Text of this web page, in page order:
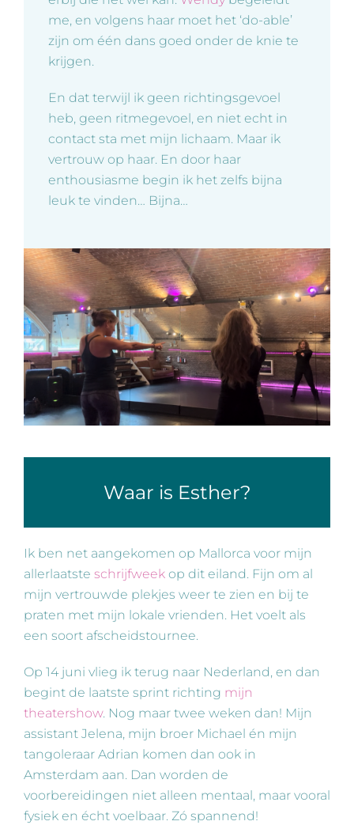
me, en volgens haar moet het ‘do-able’
zijn om één dans goed onder de knie te
krijgen.
En dat terwijl ik geen richtingsgevoel
heb, geen ritmegevoel, en niet echt in
contact sta met mijn lichaam. Maar ik
vertrouw op haar. En door haar
enthousiasme begin ik het zelfs bijna
leuk te vinden… Bijna…
Waar is Esther?
Ik ben net aangekomen op Mallorca voor mijn
allerlaatste schrijfweek op dit eiland. Fijn om al
mijn vertrouwde plekjes weer te zien en bij te
praten met mijn lokale vrienden. Het voelt als
een soort afscheidstournee.
Op 14 juni vlieg ik terug naar Nederland, en dan
begint de laatste sprint richting mijn
theatershow. Nog maar twee weken dan! Mijn
assistant Jelena, mijn broer Michael én mijn
tangoleraar Adrian komen dan ook in
Amsterdam aan. Dan worden de
voorbereidingen niet alleen mentaal, maar vooral
fysiek en écht voelbaar. Zó spannend!